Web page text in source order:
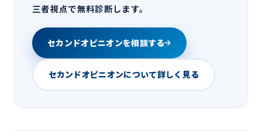
三者視点で無料診断します。
セカンドオピニオンを相談する
セカンドオピニオンについて詳しく見る